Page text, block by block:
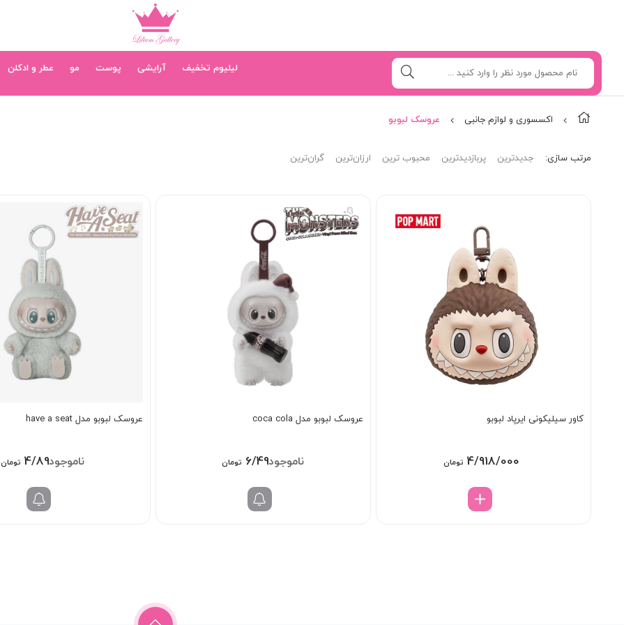
لیلیوم تخفیف آرایشی پوست مو عطر و ادکلن
اکسسوری و لوازم جانبی عروسک لبوبو
مرتب‌ سازی: جدیدترین پربازدیدترین محبوب ترین ارزان‌ترین گران‌ترین
کاور سیلیکونی ایرپاد لبوبو
4/918/000 تومان
عروسک لبوبو مدل coca cola
6/498/000 تومان
عروسک لبوبو مدل have a seat
4/898/000 تومان